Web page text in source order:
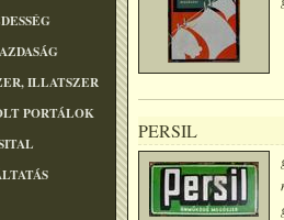
ILLATSZER
PORTÁLOK
PERSIL